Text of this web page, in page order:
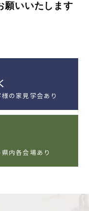
願いいたします
の家見学会あり
内各会場あり